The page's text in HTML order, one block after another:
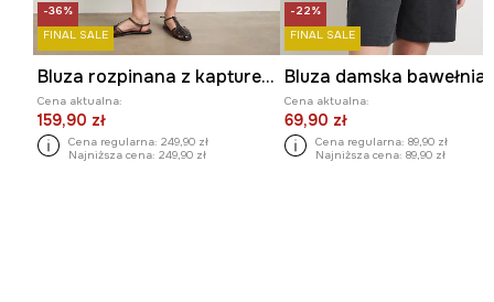
-36%
FINAL SALE
Bluza rozpinana z kapturem damska bawełniana z kolekcji Kit Mizeres x Medicine
Cena aktualna:
159,90 zł
Cena regularna: 249,90 zł
Najniższa cena: 249,90 zł
-22%
FINAL SALE
Cena aktualna:
69,90 zł
Cena regularna: 89,90 zł
Najniższa cena: 89,90 zł